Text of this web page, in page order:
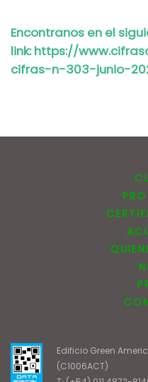
Encontranos en el
link:https://
cifras-n-303-junio-
Edificio Green
(C1006ACT)